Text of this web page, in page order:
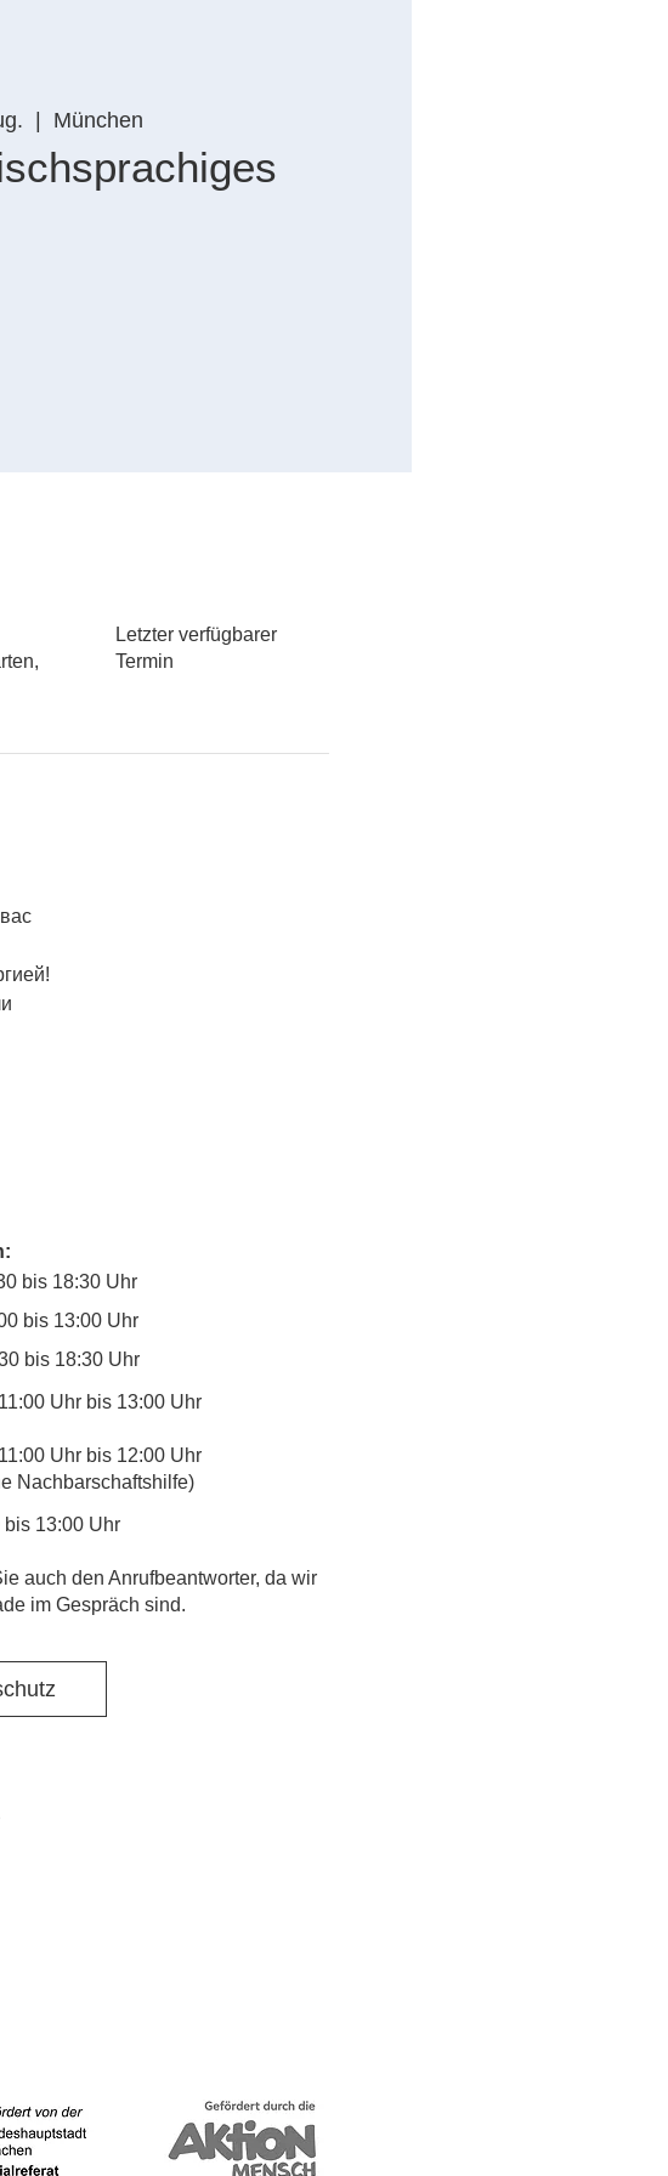
München
Letzter verfügbarer
Termin
bis 18:30 Uhr
bis 13:00 Uhr
bis 18:30 Uhr
11:00 Uhr bis 13:00 Uhr
11:00 Uhr bis 12:00 Uhr
Nachbarschaftshilfe)
bis 13:00 Uhr
auch den Anrufbeantworter, da wir
im Gespräch sind.